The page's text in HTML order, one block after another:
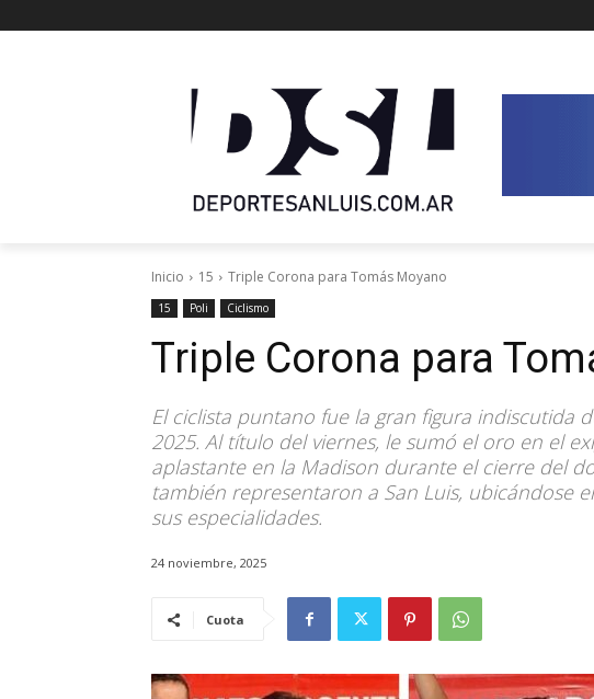
Inicio 15 Triple Corona para Tomás Moyano
15 Poli Ciclismo
Triple Corona para
El ciclista puntano fue la gran figura indiscutida
2025. Al título del viernes, le sumó el oro en el
aplastante en la Madison durante el cierre del
también representaron a San Luis, ubicándose
sus especialidades.
24 noviembre, 2025
Cuota